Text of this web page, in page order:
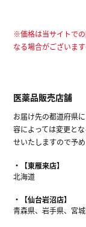
※価格は当サイトで
なる場合がございま
医薬品販売店舗
お届け先の都道府県
容によっては変更と
せいたしますので予め
【東雁来店】
北海道
【仙台岩沼店】
青森県、岩手県、宮